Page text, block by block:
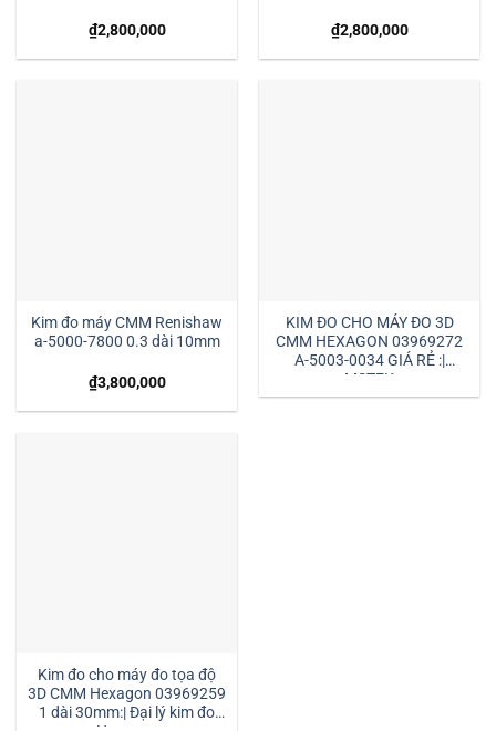
₫2,800,000 ₫2,800,000
Kim đo máy CMM Renishaw
a-5000-7800 0.3 dài 10mm
₫3,800,000
KIM ĐO CHO MÁY ĐO 3D
CMM HEXAGON 03969272
A-5003-0034 GIÁ RẺ :|
MSTEK
Kim đo cho máy đo tọa độ
3D CMM Hexagon 03969259
1 dài 30mm:| Đại lý kim đo